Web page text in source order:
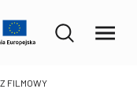
FILMOWY